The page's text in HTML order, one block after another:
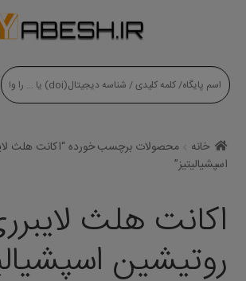
خانه
محصولات برچسب خورده “اکانت هلث
اسپشیالیتیز”
اکانت هلث
روتیشین
check